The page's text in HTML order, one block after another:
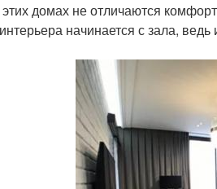
домах не отличаются
начинается с зала,